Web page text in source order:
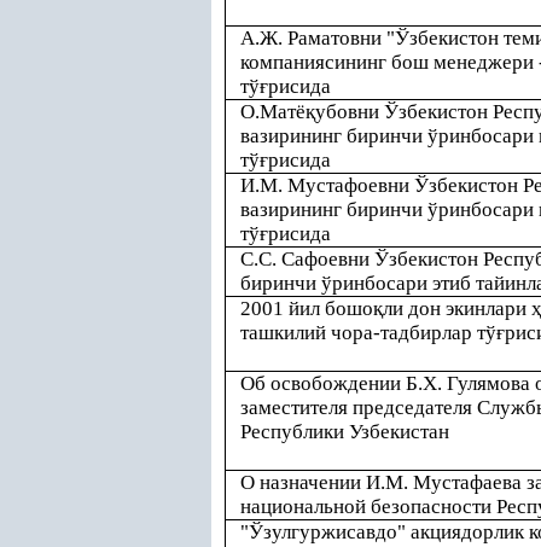
А.Ж. Раматовни "Ўзбекистон
компаниясининг бош
тўғрисида
О.Матёқубовни Ўзбекистон
вазирининг биринчи
тўғрисида
И.М. Мустафоевни Ўзбекистон
вазирининг биринчи
тўғрисида
С.С. Сафоевни Ўзбекистон
биринчи ўринбосари этиб
2001 йил бошоқли дон экинлари ҳ
ташкилий чора-тадбирлар тўғ
Об освобождении Б.Х. Гулямова
заместителя председателя
Республики Узбекистан
О назначении И.М. Мустафаева
национальной безопасности
"Ўзулгуржисавдо" акциядорлик